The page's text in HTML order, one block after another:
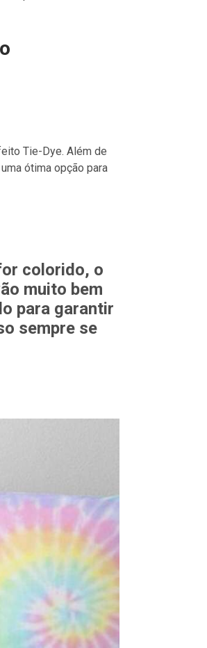
Tie-Dye. Além de
ótima opção para
colorido, o
muito bem
para garantir
sempre se